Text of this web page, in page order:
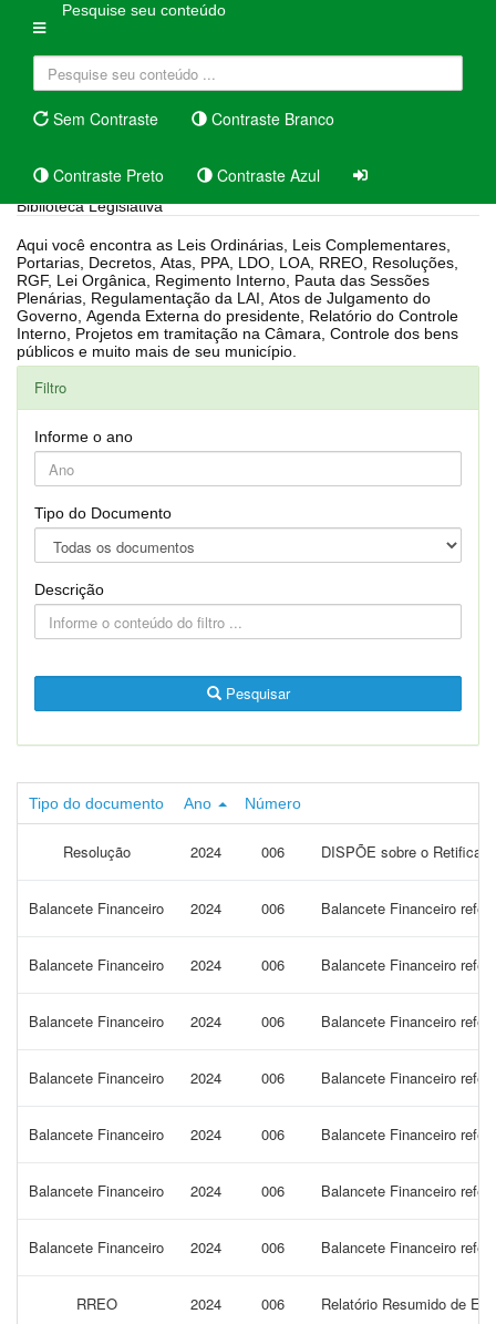
Pesquise seu conteúdo
Sem Contraste Contraste Branco
Contraste Preto Contraste Azul
Biblioteca Legislativa
Aqui você encontra as Leis Ordinárias, Leis Complementares,
Portarias, Decretos, Atas, PPA, LDO, LOA, RREO, Resoluções,
RGF, Lei Orgânica, Regimento Interno, Pauta das Sessões
Plenárias, Regulamentação da LAI, Atos de Julgamento do
Governo, Agenda Externa do presidente, Relatório do Controle
Interno, Projetos em tramitação na Câmara, Controle dos bens
públicos e muito mais de seu município.
Filtro
Informe o ano
Tipo do Documento
Descrição
Pesquisar
Tipo do documento Ano Número
Resolução 2024 006 DISPÕE sobre o
Balancete Financeiro 2024 006 Balancete Financeiro
Balancete Financeiro 2024 006 Balancete Financeiro
Balancete Financeiro 2024 006 Balancete Financeiro
Balancete Financeiro 2024 006 Balancete Financeiro
Balancete Financeiro 2024 006 Balancete Financeiro
Balancete Financeiro 2024 006 Balancete Financeiro
Balancete Financeiro 2024 006 Balancete Financeiro
RREO 2024 006 Relatório Resumido de